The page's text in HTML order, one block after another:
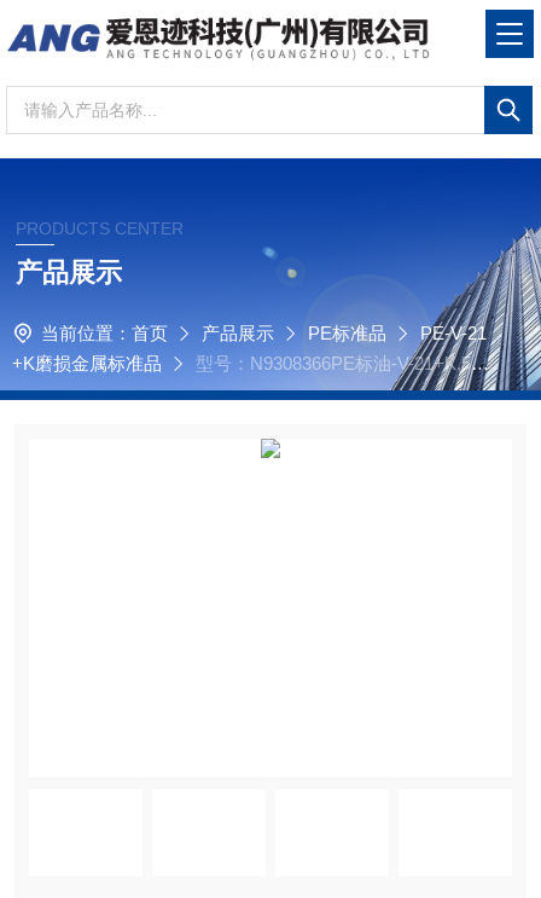
PRODUCTS CENTER
产品展示
当前位置： 首页 产品展示 PE标准品
PE-V-21
+K磨损金属标准品
型号：N9308366PE标油-V-21+K,500
µg/g,200g磨损金属标准品